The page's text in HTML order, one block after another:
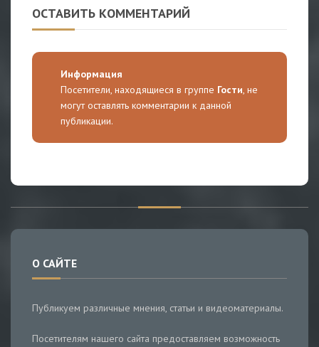
ОСТАВИТЬ КОММЕНТАРИЙ
Информация
Посетители, находящиеся в группе Гости, не
могут оставлять комментарии к данной
публикации.
О САЙТЕ
Публикуем различные мнения, статьи и видеоматериалы.
Посетителям нашего сайта предоставляем возможность